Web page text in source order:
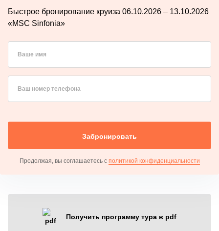
Быстрое бронирование круиза 06.10.2026 – 13.10.2026
«MSC Sinfonia»
Ваше имя
Ваш номер телефона
Забронировать
Продолжая, вы соглашаетесь с политикой конфиденциальности
Получить программу тура в pdf